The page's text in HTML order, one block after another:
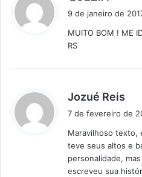
s
9 de janeiro de
MUITO BOM ! ME
RS
Jozué Reis
s
e
:
7 de fevereiro de
Maravilhoso texto,
teve seus altos e
personalidade,
escreveu sua